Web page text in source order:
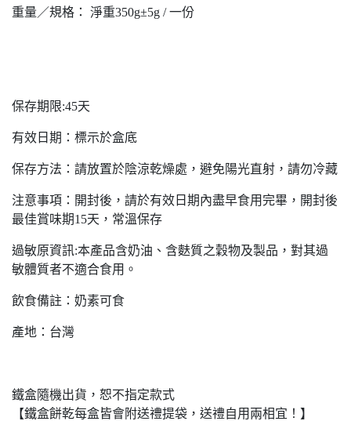
重量／規格： 淨重350g±5g / 一份
保存期限:45天
有效日期：標示於盒底
保存方法：請放置於陰涼乾燥處，避免陽光直射，請勿冷藏
注意事項：開封後，請於有效日期內盡早食用完畢，開封後
最佳賞味期15天，常溫保存
過敏原資訊:本產品含奶油、含麩質之穀物及製品，對其過
敏體質者不適合食用。
飲食備註：奶素可食
產地：台灣
鐵盒隨機出貨，恕不指定款式
【鐵盒餅乾每盒皆會附送禮提袋，送禮自用兩相宜！】